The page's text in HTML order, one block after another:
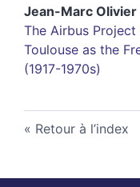
Jean-Marc Olivier
The Airbus
Toulouse as the
(1917-1970s)
Retour à l’index